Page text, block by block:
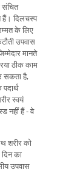
संचित
हैं। दिलचस्प
के लिए
उपवास
मानते
ठीक काम
सकता है,
स्वयं
नहीं हैं - वे
शरीर को
का
उपवास